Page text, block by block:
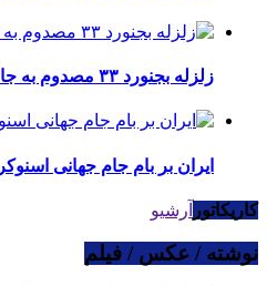
زلزله بجنورد ۳۳ مصدوم به جا گذاشت
ایران بر بام جام جهانی اسنوکر ۲۰۲۴
کاریکاتور آرشیو
نوشته / عکس / فیلم